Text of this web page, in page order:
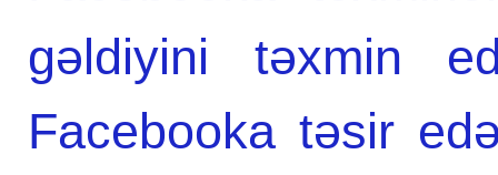
gəldiyini təxmin
Facebooka təsir